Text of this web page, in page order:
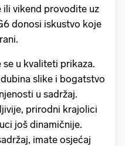
ili vikend provodite uz
donosi iskustvo koje
u kvaliteti prikaza.
slike i bogatstvo
u sadržaj.
prirodni krajolici
još dinamičnije.
imate osjećaj